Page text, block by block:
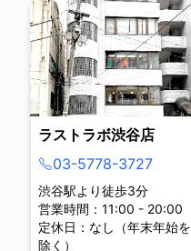
ラストラボ渋谷店
03-5778-3727
渋谷駅より徒歩3分
営業時間：11:00 - 20:00
定休日：なし（年末年始を
除く）